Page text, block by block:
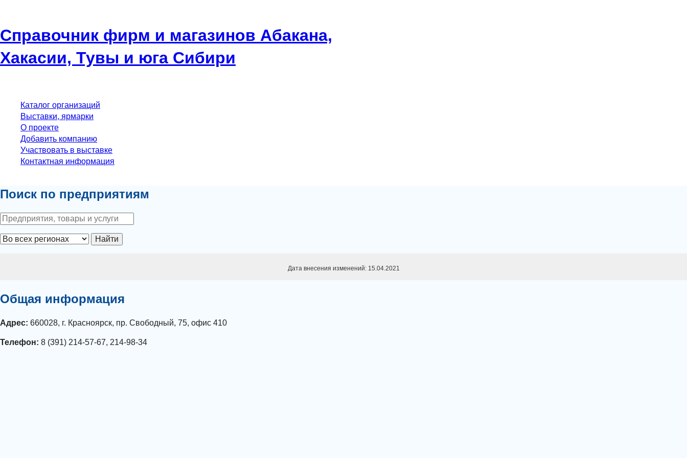
Справочник фирм и магазинов Абакана,
Хакасии, Тувы и юга Сибири
Каталог организаций
Выставки, ярмарки
О проекте
Добавить компанию
Участвовать в выставке
Контактная информация
Поиск по предприятиям
Найти
Дата внесения изменений: 15.04.2021
Общая информация
Адрес: 660028, г. Красноярск, пр. Свободный, 75, офис 410
Телефон: 8 (391) 214-57-67, 214-98-34